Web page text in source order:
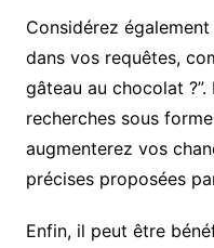
Considérez également
dans vos requêtes,
gâteau au chocolat
recherches sous
augmenterez vos
précises proposées
Enfin, il peut être